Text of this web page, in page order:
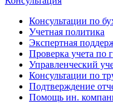
Консультации по
Учетная политика
Экспертная
Проверка учета по
Управленческий
Консультации по
Подтверждение
Помощь ин.